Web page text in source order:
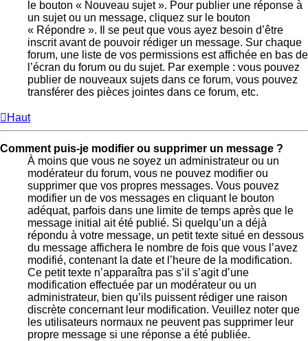
le bouton « Nouveau sujet ». Pour publier une réponse à
un sujet ou un message, cliquez sur le bouton
« Répondre ». Il se peut que vous ayez besoin d’être
inscrit avant de pouvoir rédiger un message. Sur chaque
forum, une liste de vos permissions est affichée en bas de
l’écran du forum ou du sujet. Par exemple : vous pouvez
publier de nouveaux sujets dans ce forum, vous pouvez
transférer des pièces jointes dans ce forum, etc.
Haut
Comment puis-je modifier ou supprimer un message ?
À moins que vous ne soyez un administrateur ou un
modérateur du forum, vous ne pouvez modifier ou
supprimer que vos propres messages. Vous pouvez
modifier un de vos messages en cliquant le bouton
adéquat, parfois dans une limite de temps après que le
message initial ait été publié. Si quelqu’un a déjà
répondu à votre message, un petit texte situé en dessous
du message affichera le nombre de fois que vous l’avez
modifié, contenant la date et l’heure de la modification.
Ce petit texte n’apparaîtra pas s’il s’agit d’une
modification effectuée par un modérateur ou un
administrateur, bien qu’ils puissent rédiger une raison
discrète concernant leur modification. Veuillez noter que
les utilisateurs normaux ne peuvent pas supprimer leur
propre message si une réponse a été publiée.